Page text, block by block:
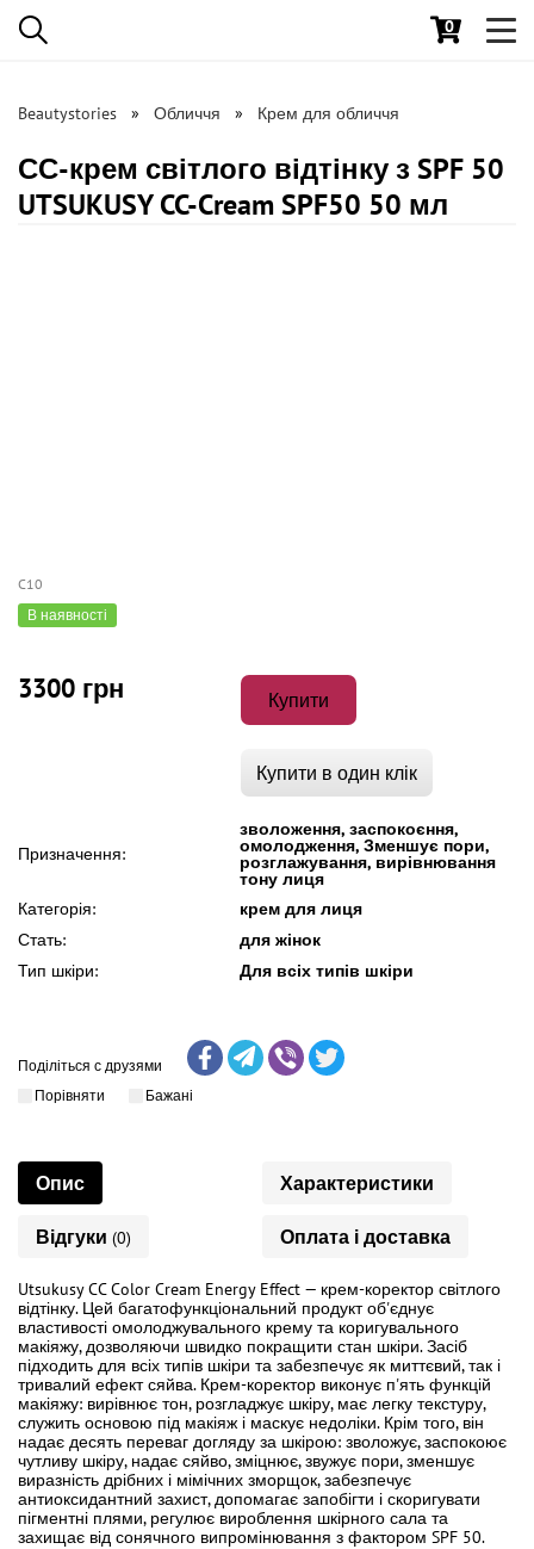
0
Beautystories Обличчя Крем для обличчя
СС-крем світлого відтінку з SPF 50
UTSUKUSY CC-Cream SPF50 50 мл
C10
В наявності
3300 грн Купити
Купити в один клік
Призначення:
зволоження, заспокоєння,
омолодження, Зменшує пори,
розглажування, вирівнювання
тону лиця
Категорія:
крем для лиця
Стать:
для жінок
Тип шкіри:
Для всіх типів шкіри
Поділіться с друзями
Порівняти
Бажані
Опис Характеристики
Відгуки (0) Оплата і доставка
Utsukusy CC Color Cream Energy Effect — крем-коректор світлого
відтінку. Цей багатофункціональний продукт об'єднує
властивості омолоджувального крему та коригувального
макіяжу, дозволяючи швидко покращити стан шкіри. Засіб
підходить для всіх типів шкіри та забезпечує як миттєвий, так і
тривалий ефект сяйва. Крем-коректор виконує п'ять функцій
макіяжу: вирівнює тон, розгладжує шкіру, має легку текстуру,
служить основою під макіяж і маскує недоліки. Крім того, він
надає десять переваг догляду за шкірою: зволожує, заспокоює
чутливу шкіру, надає сяйво, зміцнює, звужує пори, зменшує
виразність дрібних і мімічних зморщок, забезпечує
антиоксидантний захист, допомагає запобігти і скоригувати
пігментні плями, регулює вироблення шкірного сала та
захищає від сонячного випромінювання з фактором SPF 50.